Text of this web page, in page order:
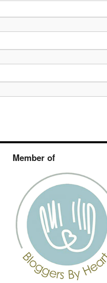
Member of